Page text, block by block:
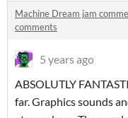
Machine Dream jam
comments
5 years ago
ABSOLUTLY
far. Graphics sounds